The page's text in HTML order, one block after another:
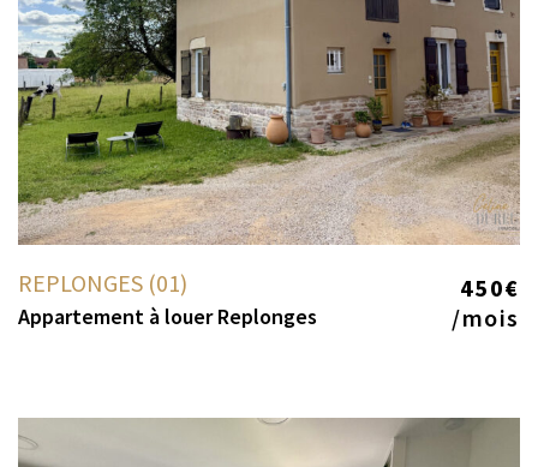
REPLONGES (01) 450€
Appartement à louer Replonges /mois